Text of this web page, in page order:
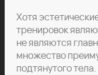
Хотя
тренировок
не являются
множество
подтянутого тела.